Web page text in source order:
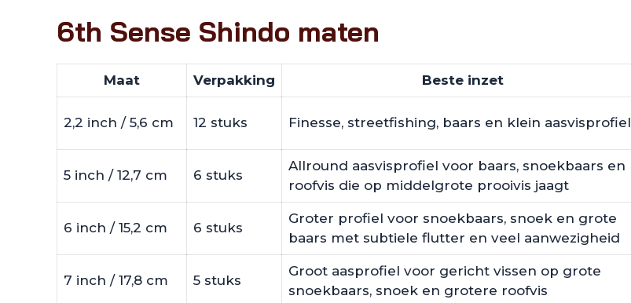
6th Sense Shindo maten
Maat Verpakking Beste inzet
2,2 inch / 5,6 cm 12 stuks Finesse, streetfishing, baars en klein aasvisprofiel
5 inch / 12,7 cm 6 stuks
Allround aasvisprofiel voor baars, snoekbaars en
roofvis die op middelgrote prooivis jaagt
6 inch / 15,2 cm 6 stuks
Groter profiel voor snoekbaars, snoek en grote
baars met subtiele flutter en veel aanwezigheid
7 inch / 17,8 cm 5 stuks
Groot aasprofiel voor gericht vissen op grote
snoekbaars, snoek en grotere roofvis